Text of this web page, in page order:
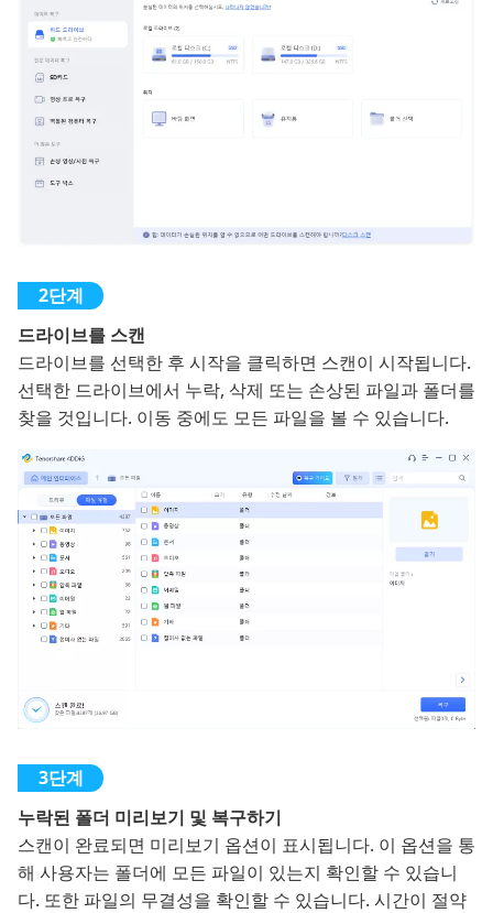
드라이브를 스캔
드라이브를 선택한 후 시작을 클릭하면 스캔이 시작됩니다.
선택한 드라이브에서 누락, 삭제 또는 손상된 파일과 폴더를
찾을 것입니다. 이동 중에도 모든 파일을 볼 수 있습니다.
누락된 폴더 미리보기 및 복구하기
스캔이 완료되면 미리보기 옵션이 표시됩니다. 이 옵션을 통
해 사용자는 폴더에 모든 파일이 있는지 확인할 수 있습니
다. 또한 파일의 무결성을 확인할 수 있습니다. 시간이 절약